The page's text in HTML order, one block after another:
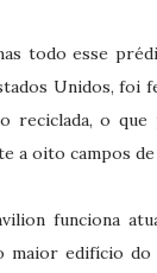
todo esse
Unidos, foi
reciclada, o que
a oito campos
funciona
maior edifício do